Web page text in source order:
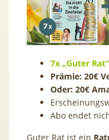
7x „Guter
Prämie: 20€
Oder: 20€
Abo endet
Guter Rat ist ein